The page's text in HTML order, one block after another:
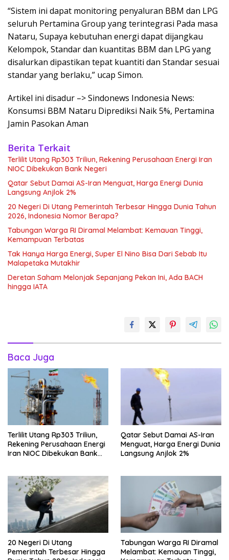
“Sistem ini dapat monitoring penyaluran BBM dan LPG
seluruh Pertamina Group yang terintegrasi Pada masa
Nataru, Supaya kebutuhan energi dapat dijangkau
Kelompok, Standar dan kuantitas BBM dan LPG yang
disalurkan dipastikan tepat kuantiti dan Standar sesuai
standar yang berlaku,” ucap Simon.
Artikel ini disadur –> Sindonews Indonesia News:
Konsumsi BBM Nataru Diprediksi Naik 5%, Pertamina
Jamin Pasokan Aman
Berita Terkait
Terlilit Utang Rp303 Triliun, Rekening Perusahaan Energi Iran
NIOC Dibekukan Bank Negeri
Qatar Sebut Damai AS-Iran Menguat, Harga Energi Dunia
Langsung Anjlok 2%
20 Negeri Di Utang Pemerintah Terbesar Hingga Dunia Tahun
2026, Indonesia Nomor Berapa?
Tabungan Warga RI Diramal Melambat: Kemauan Tinggi,
Kemampuan Terbatas
Tak Hanya Harga Energi, Super El Nino Bisa Dari Sebab Itu
Malapetaka Mutakhir
Deretan Saham Melonjak Sepanjang Pekan Ini, Ada BACH
hingga IATA
Baca Juga
Terlilit Utang Rp303 Triliun,
Rekening Perusahaan Energi
Iran NIOC Dibekukan Bank
Qatar Sebut Damai AS-Iran
Menguat, Harga Energi Dunia
Langsung Anjlok 2%
20 Negeri Di Utang
Pemerintah Terbesar Hingga
Tabungan Warga RI Diramal
Melambat: Kemauan Tinggi,